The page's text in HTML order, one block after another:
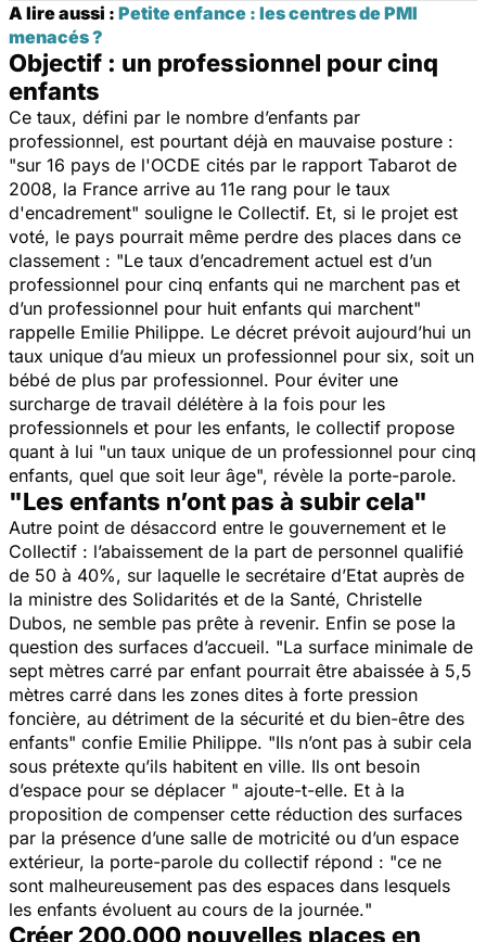
A lire aussi : Petite enfance : les centres de PMI
menacés ?
Objectif : un professionnel pour cinq
enfants
Ce taux, défini par le nombre d’enfants par
professionnel, est pourtant déjà en mauvaise posture :
"sur 16 pays de l'OCDE cités par le rapport Tabarot de
2008, la France arrive au 11e rang pour le taux
d'encadrement" souligne le Collectif. Et, si le projet est
voté, le pays pourrait même perdre des places dans ce
classement : "Le taux d’encadrement actuel est d’un
professionnel pour cinq enfants qui ne marchent pas et
d’un professionnel pour huit enfants qui marchent"
rappelle Emilie Philippe. Le décret prévoit aujourd’hui un
taux unique d’au mieux un professionnel pour six, soit un
bébé de plus par professionnel. Pour éviter une
surcharge de travail délétère à la fois pour les
professionnels et pour les enfants, le collectif propose
quant à lui "un taux unique de un professionnel pour cinq
enfants, quel que soit leur âge", révèle la porte-parole.
"Les enfants n’ont pas à subir cela"
Autre point de désaccord entre le gouvernement et le
Collectif : l’abaissement de la part de personnel qualifié
de 50 à 40%, sur laquelle le secrétaire d’Etat auprès de
la ministre des Solidarités et de la Santé, Christelle
Dubos, ne semble pas prête à revenir. Enfin se pose la
question des surfaces d’accueil. "La surface minimale de
sept mètres carré par enfant pourrait être abaissée à 5,5
mètres carré dans les zones dites à forte pression
foncière, au détriment de la sécurité et du bien-être des
enfants" confie Emilie Philippe. "Ils n’ont pas à subir cela
sous prétexte qu’ils habitent en ville. Ils ont besoin
d’espace pour se déplacer " ajoute-t-elle. Et à la
proposition de compenser cette réduction des surfaces
par la présence d’une salle de motricité ou d’un espace
extérieur, la porte-parole du collectif répond : "ce ne
sont malheureusement pas des espaces dans lesquels
les enfants évoluent au cours de la journée."
Créer 200.000 nouvelles places en